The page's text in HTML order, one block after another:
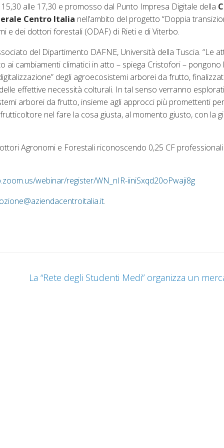
alle 17,30 e promosso dal Punto Impresa Digitale della
Centro Italia nell’ambito del progetto “Doppia
e dei dottori forestali (ODAF) di Rieti e di Viterbo.
del Dipartimento DAFNE, Università della Tuscia. “Le
cambiamenti climatici in atto – spiega Cristofori – pongono
degli agroecosistemi arborei da frutto,
effettive necessità colturali. In tal senso verranno
arborei da frutto, insieme agli approcci più promettenti
nel fare la cosa giusta, al momento giusto, con la
Agronomi e Forestali riconoscendo 0,25 CF
webinar/register/WN_nIR-iiniSxqd20oPwaji8g
.
La “Rete degli Studenti Medi” organizza un